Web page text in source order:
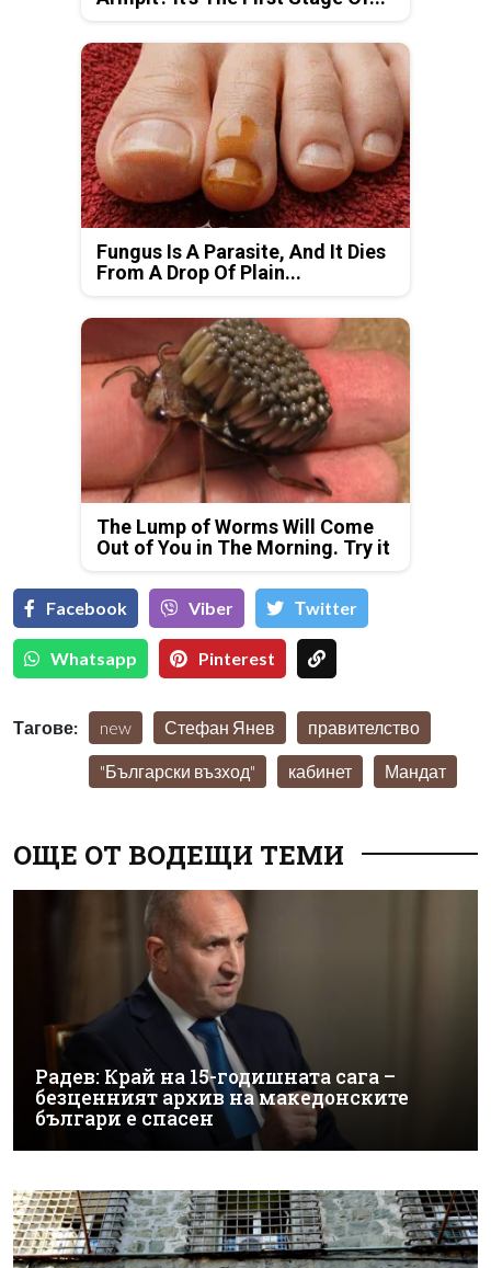
Fungus Is A Parasite, And It Dies
From A Drop Of Plain...
The Lump of Worms Will Come
Out of You in The Morning. Try it
Facebook Viber Тwitter
Whatsapp Pinterest
Тагове: new Стефан Янев правителство
"Български възход" кабинет Мандат
ОЩЕ ОТ ВОДЕЩИ ТЕМИ
Радев: Край на 15-годишната сага –
безценният архив на македонските
българи е спасен